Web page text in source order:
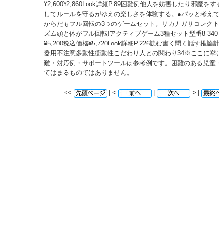
¥2,600¥2,860Look詳細P.89困難例他人を妨害したり邪魔をす
してルールを守るがゆえの楽しさを体験する。●パッと考え
からだもフル回転の3つのゲームセット。サカナガサコレク
ズム頭と体がフル回転!アクティブゲーム3種セット型番8-
¥5,200税込価格¥5,720Look詳細P.226読む書く聞く話す推論
器用不注意多動性衝動性こだわり人との関わり34※ここに挙
難・対応例・サポートツールは参考例です。困難のある児童
てはまるものではありません。
<< | < | > |